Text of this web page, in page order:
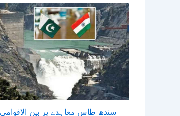
سندھ طاس معاہدے پر بین الاقوامی